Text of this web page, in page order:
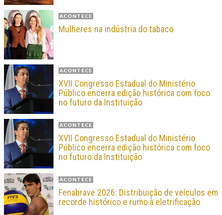
ACONTECE
Mulheres na indústria do tabaco
ACONTECE
XVII Congresso Estadual do Ministério
Público encerra edição histórica com foco
no futuro da Instituição
ACONTECE
XVII Congresso Estadual do Ministério
Público encerra edição histórica com foco
no futuro da Instituição
ACONTECE
Fenabrave 2026: Distribuição de veículos em
recorde histórico e rumo à eletrificação